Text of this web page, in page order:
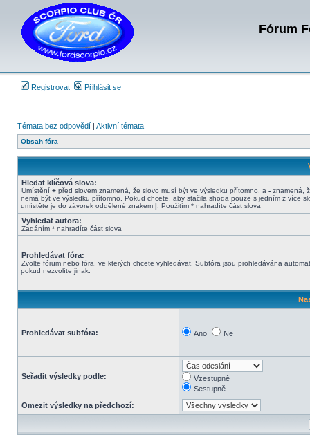
Fórum
Registrovat Přihlásit se
Témata bez odpovědí | Aktivní témata
Obsah fóra
Hledat klíčová slova:
Umístění + před slovem znamená, že slovo musí být ve výsledku přítomno, a - znamená,
nemá být ve výsledku přítomno. Pokud chcete, aby stačila shoda pouze s jedním z více
umístěte je do závorek oddělené znakem | . Použitím * nahradíte část slova
Vyhledat autora:
Zadáním * nahradíte část slova
Prohledávat fóra:
Zvolte fórum nebo fóra, ve kterých chcete vyhledávat. Subfóra jsou prohledávána
pokud nezvolíte jinak.
Prohledávat subfóra: Ano Ne
Seřadit výsledky podle:
Vzestupně
Sestupně
Omezit výsledky na předchozí: